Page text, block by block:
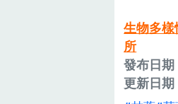
生物多
所
發布日
更新日